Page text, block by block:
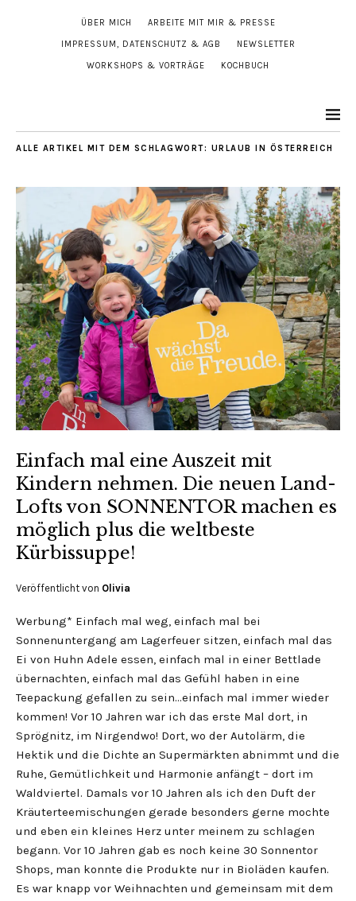
ÜBER MICH ARBEITE MIT MIR & PRESSE
IMPRESSUM, DATENSCHUTZ & AGB NEWSLETTER
WORKSHOPS & VORTRÄGE KOCHBUCH
ALLE ARTIKEL MIT DEM SCHLAGWORT: URLAUB IN ÖSTERREICH
Einfach mal eine Auszeit mit
Kindern nehmen. Die neuen Land-
Lofts von SONNENTOR machen es
möglich plus die weltbeste
Kürbissuppe!
Veröffentlicht von Olivia
Werbung* Einfach mal weg, einfach mal bei
Sonnenuntergang am Lagerfeuer sitzen, einfach mal das
Ei von Huhn Adele essen, einfach mal in einer Bettlade
übernachten, einfach mal das Gefühl haben in eine
Teepackung gefallen zu sein…einfach mal immer wieder
kommen! Vor 10 Jahren war ich das erste Mal dort, in
Sprögnitz, im Nirgendwo! Dort, wo der Autolärm, die
Hektik und die Dichte an Supermärkten abnimmt und die
Ruhe, Gemütlichkeit und Harmonie anfängt – dort im
Waldviertel. Damals vor 10 Jahren als ich den Duft der
Kräuterteemischungen gerade besonders gerne mochte
und eben ein kleines Herz unter meinem zu schlagen
begann. Vor 10 Jahren gab es noch keine 30 Sonnentor
Shops, man konnte die Produkte nur in Bioläden kaufen.
Es war knapp vor Weihnachten und gemeinsam mit dem